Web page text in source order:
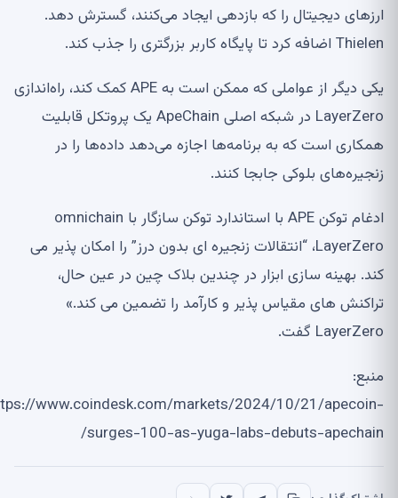
ارزهای دیجیتال را که بازدهی ایجاد می‌کنند، گسترش دهد.
Thielen اضافه کرد تا پایگاه کاربر بزرگتری را جذب کند.
یکی دیگر از عواملی که ممکن است به APE کمک کند، راه‌اندازی
LayerZero در شبکه اصلی ApeChain یک پروتکل قابلیت
همکاری است که به برنامه‌ها اجازه می‌دهد داده‌ها را در
زنجیره‌های بلوکی جابجا کنند.
ادغام توکن APE با استاندارد توکن سازگار با omnichain
LayerZero، “انتقالات زنجیره ای بدون درز” را امکان پذیر می
کند. بهینه سازی ابزار در چندین بلاک چین در عین حال،
تراکنش های مقیاس پذیر و کارآمد را تضمین می کند.»
LayerZero گفت.
منبع:
https://www.coindesk.com/markets/2024/10/21/apecoin-
surges-100-as-yuga-labs-debuts-apechain/